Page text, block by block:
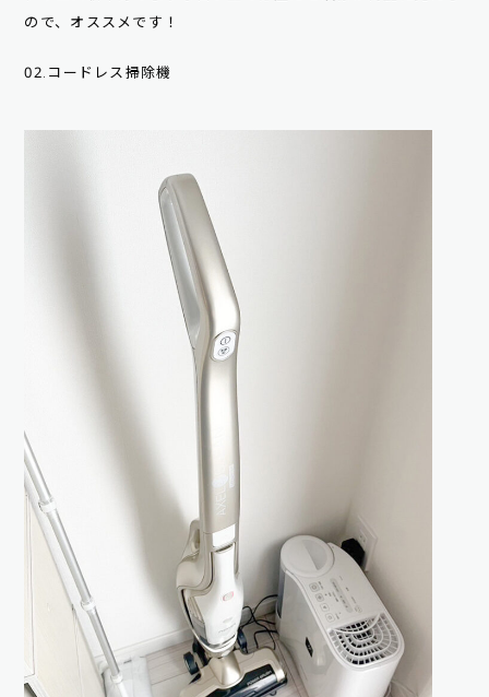
ので、オススメです！
02.コードレス掃除機